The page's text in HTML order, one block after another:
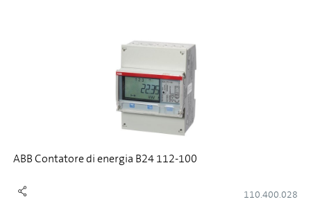
ABB Contatore di energia B24 112-100
110.400.028